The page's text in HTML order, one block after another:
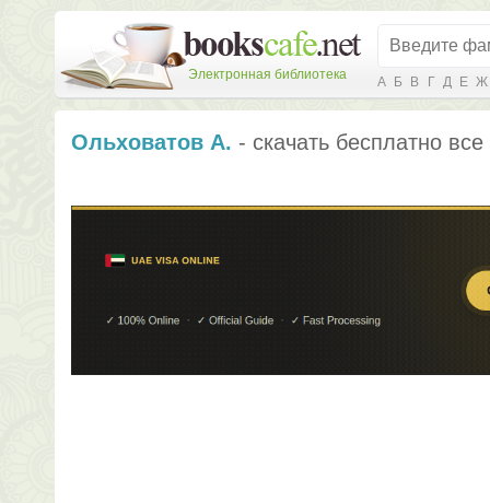
Электронная библиотека А Б В Г Д Е Ж
Ольховатов А. - скачать бесплатно все